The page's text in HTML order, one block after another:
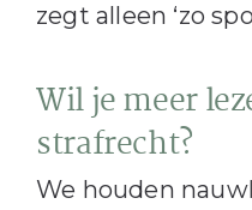
zegt alleen ‘zo
Wil je meer
strafrecht?
We houden